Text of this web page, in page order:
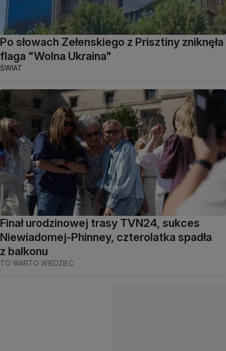
Po słowach Zełenskiego z Prisztiny zniknęła
flaga "Wolna Ukraina"
ŚWIAT
Finał urodzinowej trasy TVN24, sukces
Niewiadomej-Phinney, czterolatka spadła
z balkonu
TO WARTO WIEDZIEĆ